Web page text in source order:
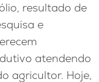
resultado de
e
atendendo
agricultor. Hoje,